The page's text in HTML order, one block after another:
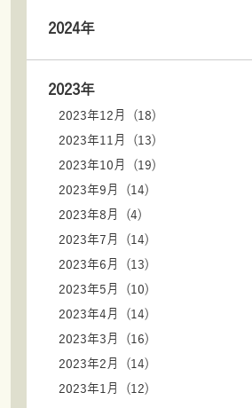
2024年
2023年
2023年12月 (18)
2023年11月 (13)
2023年10月 (19)
2023年9月 (14)
2023年8月 (4)
2023年7月 (14)
2023年6月 (13)
2023年5月 (10)
2023年4月 (14)
2023年3月 (16)
2023年2月 (14)
2023年1月 (12)